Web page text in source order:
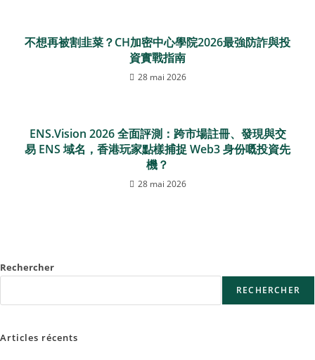
不想再被割韭菜？CH加密中心學院2026最強防詐與投
資實戰指南
28 mai 2026
ENS.Vision 2026 全面評測：跨市場註冊、發現與交
易 ENS 域名，香港玩家點樣捕捉 Web3 身份嘅投資先
機？
28 mai 2026
Rechercher
RECHERCHER
Articles récents